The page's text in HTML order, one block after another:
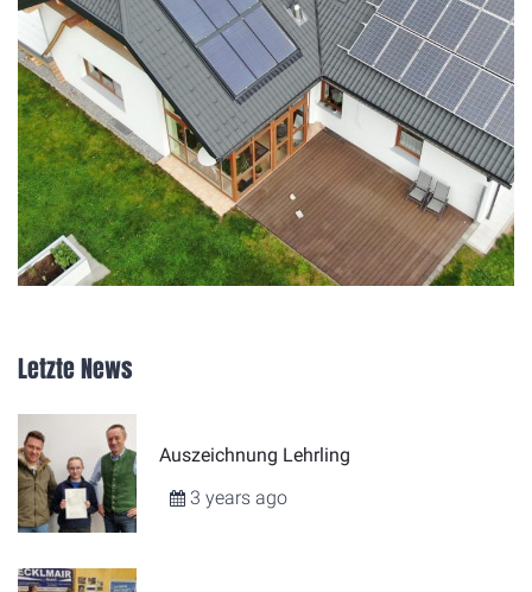
Letzte News
Auszeichnung Lehrling
3 years ago